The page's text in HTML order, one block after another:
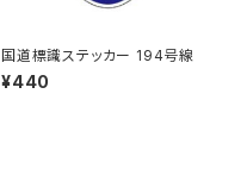
国道標識ステッカー 194号線
¥440